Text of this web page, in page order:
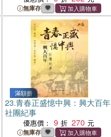
無庫存
滿額折
23.青春正盛憶中興：興大百年
社團紀事
優惠價： 9 270
無庫存